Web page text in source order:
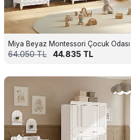
Miya Beyaz Montessori Çocuk Odası
64.050TL 44.835 TL